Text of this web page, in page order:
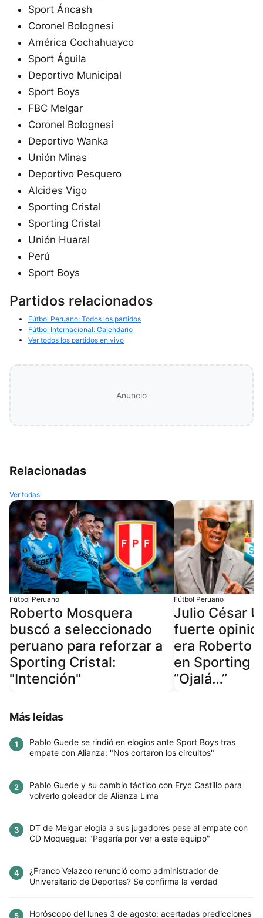
Sport Áncash
Coronel Bolognesi
América Cochahuayco
Sport Águila
Deportivo Municipal
Sport Boys
FBC Melgar
Coronel Bolognesi
Deportivo Wanka
Unión Minas
Deportivo Pesquero
Alcides Vigo
Sporting Cristal
Sporting Cristal
Unión Huaral
Perú
Sport Boys
Partidos relacionados
Fútbol Peruano: Todos los partidos
Fútbol Internacional: Calendario
Ver todos los partidos en vivo
Anuncio
Relacionadas
Ver todas
Fútbol Peruano
Roberto Mosquera
buscó a seleccionado
peruano para reforzar a
Sporting Cristal:
"Intención"
Fútbol Peruano
Julio César
fuerte
era Roberto
en Sporting
“Ojalá…”
Más leídas
1
Pablo Guede se rindió en elogios ante Sport Boys tras
empate con Alianza: "Nos cortaron los circuitos"
2
Pablo Guede y su cambio táctico con Eryc Castillo para
volverlo goleador de Alianza Lima
3
DT de Melgar elogia a sus jugadores pese al empate con
CD Moquegua: "Pagaría por ver a este equipo"
4
¿Franco Velazco renunció como administrador de
Universitario de Deportes? Se confirma la verdad
5 Horóscopo del lunes 3 de agosto: acertadas predicciones